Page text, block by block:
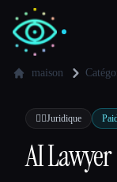
✍️Auteurs
💻 Développeurs
maison
👩‍⚖️Juridique
AI Lawyer